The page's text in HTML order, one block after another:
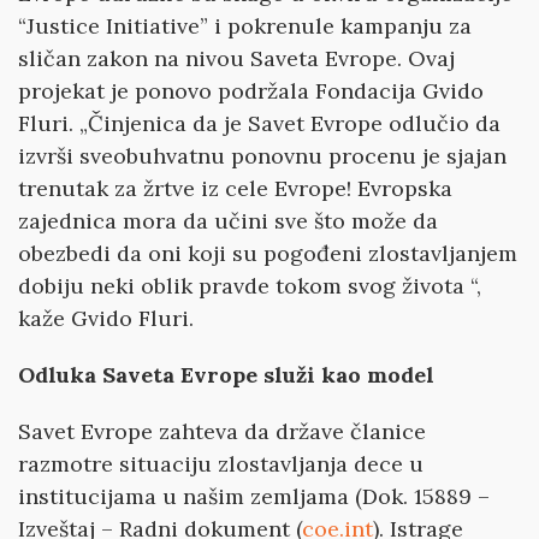
“Justice Initiative” i pokrenule kampanju za
sličan zakon na nivou Saveta Evrope. Ovaj
projekat je ponovo podržala Fondacija Gvido
Fluri. „Činjenica da je Savet Evrope odlučio da
izvrši sveobuhvatnu ponovnu procenu je sjajan
trenutak za žrtve iz cele Evrope! Evropska
zajednica mora da učini sve što može da
obezbedi da oni koji su pogođeni zlostavljanjem
dobiju neki oblik pravde tokom svog života “,
kaže Gvido Fluri.
Odluka Saveta Evrope služi kao model
Savet Evrope zahteva da države članice
razmotre situaciju zlostavljanja dece u
institucijama u našim zemljama (Dok. 15889 –
Izveštaj – Radni dokument (coe.int). Istrage